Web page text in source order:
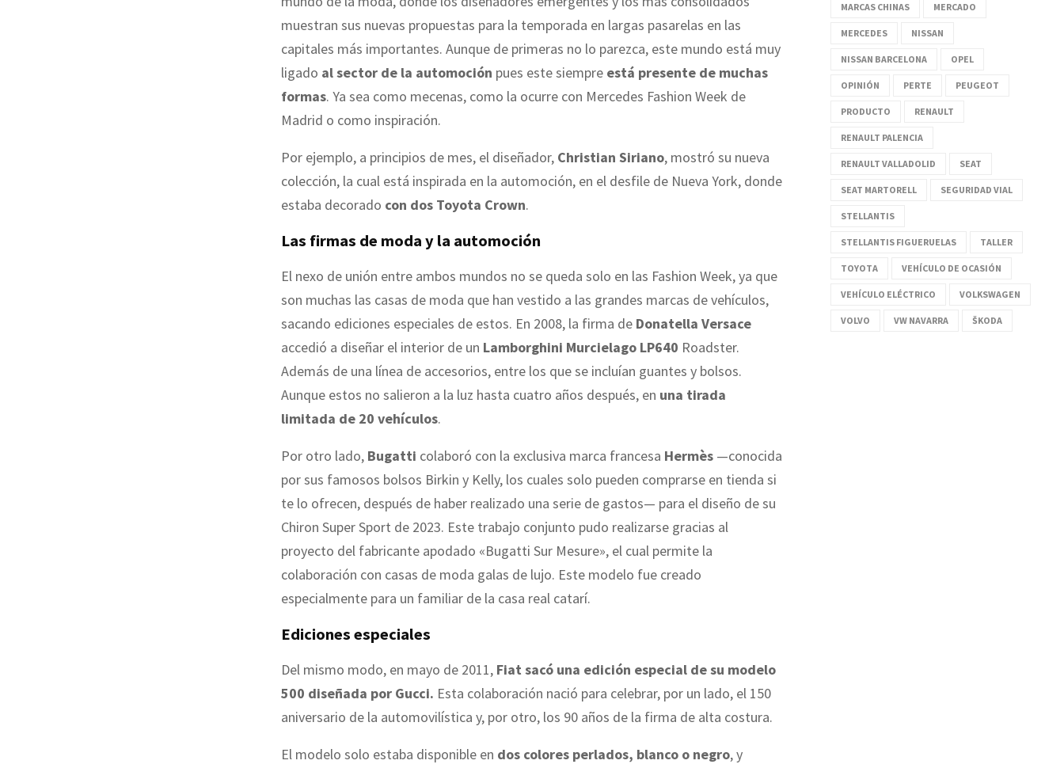
muestran sus nuevas propuestas para la temporada en largas pasarelas en las
capitales más importantes. Aunque de primeras no lo parezca, este mundo está muy
ligado al sector de la automoción pues este siempre está presente de muchas
formas. Ya sea como mecenas, como la ocurre con Mercedes Fashion Week de
Madrid o como inspiración.
Por ejemplo, a principios de mes, el diseñador, Christian Siriano, mostró su nueva
colección, la cual está inspirada en la automoción, en el desfile de Nueva York, donde
estaba decorado con dos Toyota Crown.
Las firmas de moda y la automoción
El nexo de unión entre ambos mundos no se queda solo en las Fashion Week, ya que
son muchas las casas de moda que han vestido a las grandes marcas de vehículos,
sacando ediciones especiales de estos. En 2008, la firma de Donatella Versace
accedió a diseñar el interior de un Lamborghini Murcielago LP640 Roadster.
Además de una línea de accesorios, entre los que se incluían guantes y bolsos.
Aunque estos no salieron a la luz hasta cuatro años después, en una tirada
limitada de 20 vehículos.
Por otro lado, Bugatti colaboró con la exclusiva marca francesa Hermès —conocida
por sus famosos bolsos Birkin y Kelly, los cuales solo pueden comprarse en tienda si
te lo ofrecen, después de haber realizado una serie de gastos— para el diseño de su
Chiron Super Sport de 2023. Este trabajo conjunto pudo realizarse gracias al
proyecto del fabricante apodado «Bugatti Sur Mesure», el cual permite la
colaboración con casas de moda galas de lujo. Este modelo fue creado
especialmente para un familiar de la casa real catarí.
Ediciones especiales
Del mismo modo, en mayo de 2011, Fiat sacó una edición especial de su modelo
500 diseñada por Gucci. Esta colaboración nació para celebrar, por un lado, el 150
aniversario de la automovilística y, por otro, los 90 años de la firma de alta costura.
El modelo solo estaba disponible en dos colores perlados, blanco o negro, y
MARCAS CHINAS MERCADO
MERCEDES NISSAN
NISSAN BARCELONA OPEL
OPINIÓN PERTE PEUGEOT
PRODUCTO RENAULT
RENAULT PALENCIA
RENAULT VALLADOLID SEAT
SEAT MARTORELL SEGURIDAD VIAL
STELLANTIS
STELLANTIS FIGUERUELAS TALLER
TOYOTA VEHÍCULO DE OCASIÓN
VEHÍCULO ELÉCTRICO VOLKSWAGEN
VOLVO VW NAVARRA ŠKODA